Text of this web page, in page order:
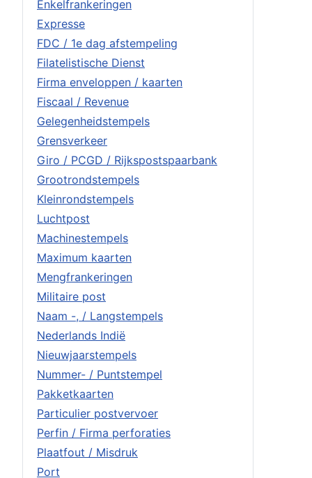
Enkelfrankeringen
Expresse
FDC / 1e dag afstempeling
Filatelistische Dienst
Firma enveloppen / kaarten
Fiscaal / Revenue
Gelegenheidstempels
Grensverkeer
Giro / PCGD / Rijkspostspaarbank
Grootrondstempels
Kleinrondstempels
Luchtpost
Machinestempels
Maximum kaarten
Mengfrankeringen
Militaire post
Naam -, / Langstempels
Nederlands Indië
Nieuwjaarstempels
Nummer- / Puntstempel
Pakketkaarten
Particulier postvervoer
Perfin / Firma perforaties
Plaatfout / Misdruk
Port